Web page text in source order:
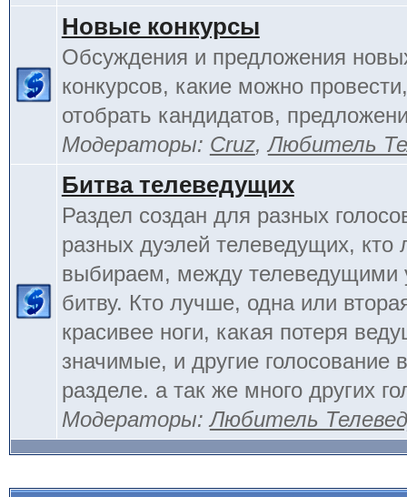
Новые конкурсы
Обсуждения и предложения
конкурсов, какие можно
отобрать кандидатов,
Модераторы: Cruz,Любитель
Битва телеведущих
Раздел создан для разных
разных дуэлей телеведущих, кто
выбираем, между телеведущими
битву. Кто лучше, одна или
красивее ноги, какая потеря
значимые, и другие голосование
разделе. а так же много других
Модераторы:Любитель